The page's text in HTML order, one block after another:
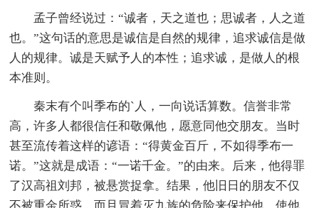
孟子曾经说过：“诚者，天之道也；思诚者，人之道
也。”这句话的意思是诚信是自然的规律，追求诚信是做
人的规律。诚是天赋予人的本性；追求诚，是做人的根
本准则。
秦末有个叫季布的`人，一向说话算数。信誉非常
高，许多人都很信任和敬佩他，愿意同他交朋友。当时
甚至流传着这样的谚语：“得黄金百斤，不如得季布一
诺。”这就是成语：“一诺千金。”的由来。后来，他得罪
了汉高祖刘邦，被悬赏捉拿。结果，他旧日的朋友不仅